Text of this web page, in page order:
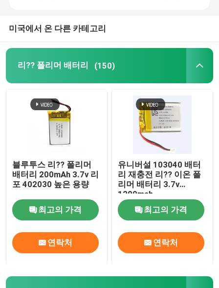
맞춘 리포 배터리
작은 리포 배터리
극단적 가는 리포 배터리
리온 배터리 셀
lifepo4 베터리 셀
LiFePo4 에너지 저장 배터리
미국에서 온 다른 카테고리
리?? 폴리머 배터리 (150)
블루투스 리?? 폴리머
배터리 200mAh 3.7v 리
포 402030 높은 용량
최고의 가격
연락처
유니버설 103040 배터
리 재충전 리?? 이온 폴
리머 배터리 3.7v
1200mah
최고의 가격
연락처